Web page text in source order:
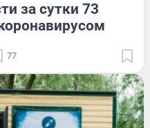
за сутки 73
77